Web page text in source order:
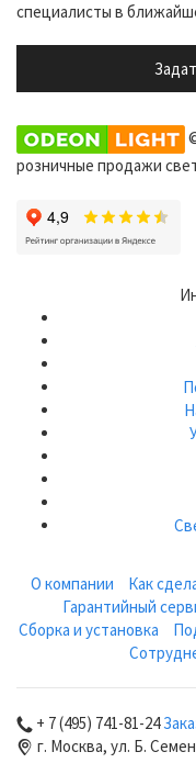
специалисты в
розничные продажи
О компании
Как
Гарантийный
Сборка и установка
+ 7 (495) 741-81-24
г. Москва, ул. Б.